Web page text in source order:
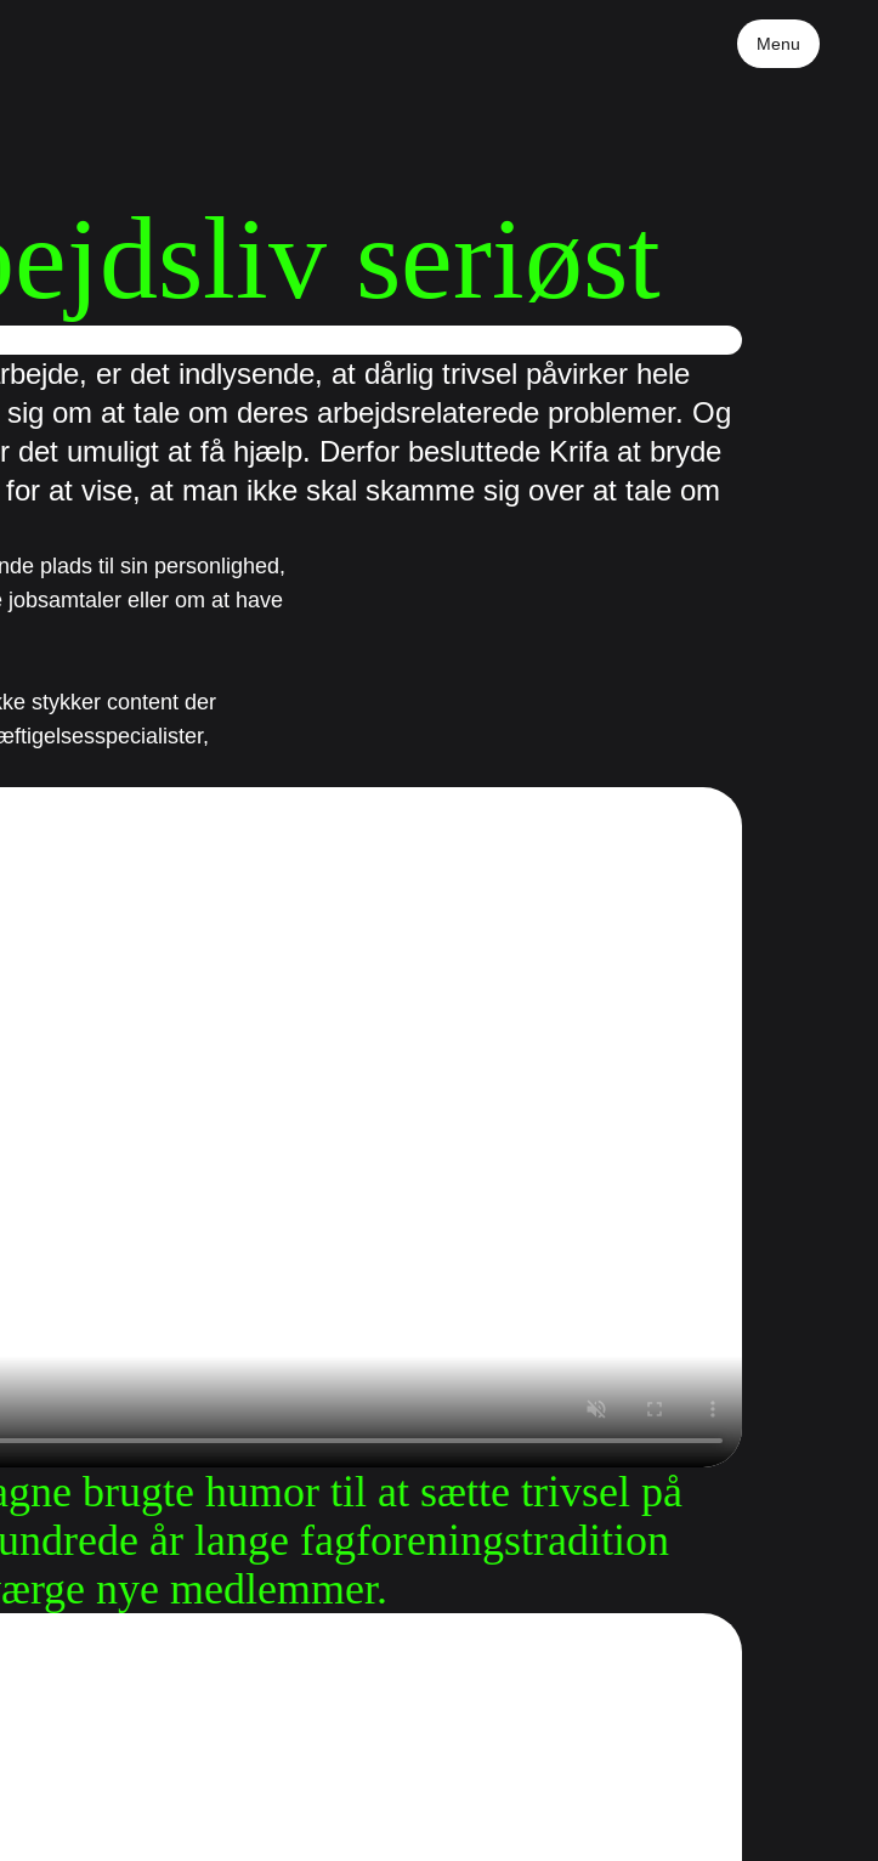
Menu
seriøst
er det indlysende, at dårlig trivsel påvirker hele
om at tale om deres arbejdsrelaterede problemer. Og
det umuligt at få hjælp. Derfor besluttede Krifa at bryde
at vise, at man ikke skal skamme sig over at tale om
plads til sin personlighed,
eller om at have
stykker content der
brugte humor til at sætte trivsel på
år lange fagforeningstradition
nye medlemmer.